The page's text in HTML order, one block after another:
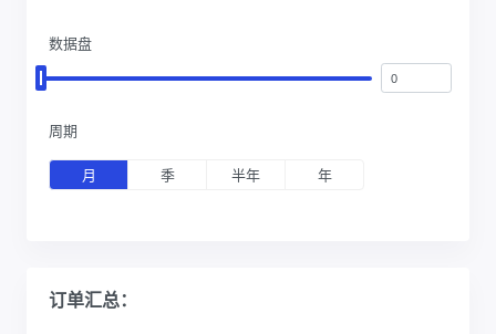
数据盘
周期
月 季 半年 年
订单汇总：